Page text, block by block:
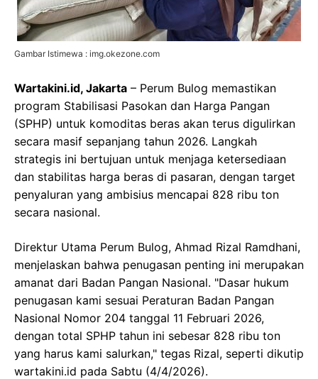
Gambar Istimewa : img.okezone.com
Wartakini.id, Jakarta – Perum Bulog memastikan
program Stabilisasi Pasokan dan Harga Pangan
(SPHP) untuk komoditas beras akan terus digulirkan
secara masif sepanjang tahun 2026. Langkah
strategis ini bertujuan untuk menjaga ketersediaan
dan stabilitas harga beras di pasaran, dengan target
penyaluran yang ambisius mencapai 828 ribu ton
secara nasional.
Direktur Utama Perum Bulog, Ahmad Rizal Ramdhani,
menjelaskan bahwa penugasan penting ini merupakan
amanat dari Badan Pangan Nasional. "Dasar hukum
penugasan kami sesuai Peraturan Badan Pangan
Nasional Nomor 204 tanggal 11 Februari 2026,
dengan total SPHP tahun ini sebesar 828 ribu ton
yang harus kami salurkan," tegas Rizal, seperti dikutip
wartakini.id pada Sabtu (4/4/2026).